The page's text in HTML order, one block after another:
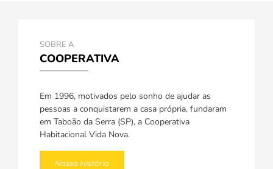
SOBRE A
COOPERATIVA
Em 1996, motivados pelo sonho de ajudar as
pessoas a conquistarem a casa própria, fundaram
em Taboão da Serra (SP), a Cooperativa
Habitacional Vida Nova.
Nossa História